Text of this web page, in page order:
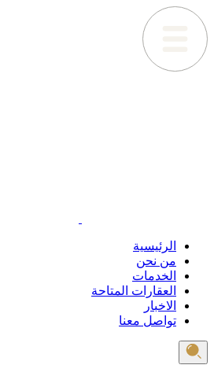
الرئيسية
من نحن
الخدمات
العقارات المتاحة
الاخبار
تواصل معنا